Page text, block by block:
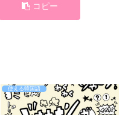
コピー
使える韓国語